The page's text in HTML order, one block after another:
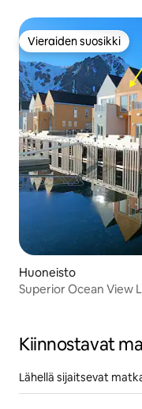
Vieraiden suosikki
Vieraiden suosikki
Huoneisto
Superior Ocean View
Kiinnostavat
Lähellä sijaitsevat